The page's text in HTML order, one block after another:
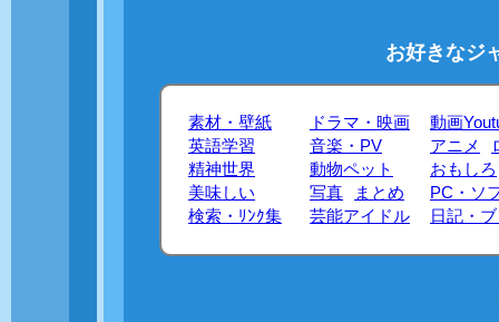
お好きなジ
素材・壁紙
英語学習
精神世界
美味しい
検索・ﾘﾝｸ集
ドラマ・映画
音楽・PV
動物ペット
写真
まとめ
芸能アイドル
動画
アニメ
おもしろ
PC・ソ
日記・